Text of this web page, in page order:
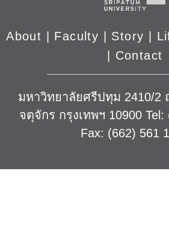
About Faculty Story |
Contact
มหาวิทยาลัยศรีปทุม 2410/2
จตุจักร กรุงเทพฯ 10900 Tel:
Fax: (662) 561